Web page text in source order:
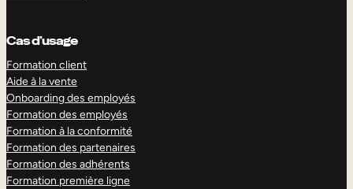
Cas d’usage
Formation client
Aide à la vente
Onboarding des employés
Formation des employés
Formation à la conformité
Formation des partenaires
Formation des adhérents
Formation première ligne